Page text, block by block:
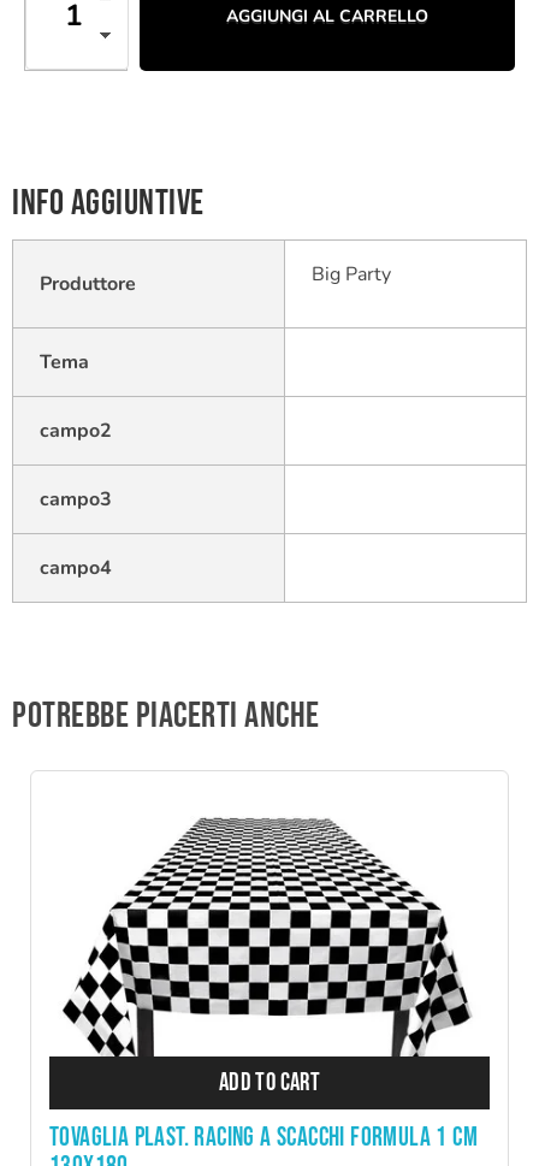
AGGIUNGI AL CARRELLO
Info aggiuntive
Produttore Big Party
Tema
campo2
campo3
campo4
Potrebbe piacerti anche
ADD TO CART
TOVAGLIA PLAST. RACING A SCACCHI FORMULA 1 CM